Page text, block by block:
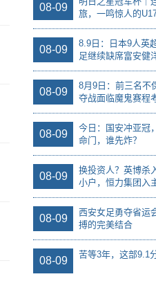
08-09
旅，一鸣惊人的
了什么
08-09
8.9日：日本9人英
足继续缺席富安健
洲足球残酷差距
08-09
8月9日：前三名不
夺战面临魔鬼赛程
08-09
今日：国安冲亚冠
命门，谁先炸？
08-09
换投资人？英博杀
小户，恒力集团入
08-09
西安女足勇夺省运
搏的完美结合
08-09
苦等3年，这部9.1